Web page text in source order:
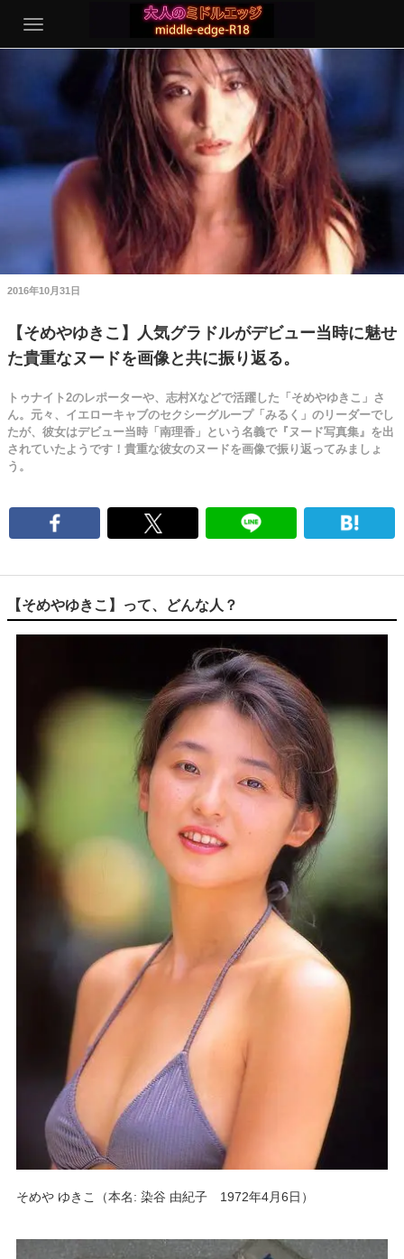
2016年10月31日
【そめやゆきこ】人気グラドルがデビュー当時に魅せ
た貴重なヌードを画像と共に振り返る。
トゥナイト2のレポーターや、志村Xなどで活躍した「そめやゆきこ」さ
ん。元々、イエローキャブのセクシーグループ「みるく」のリーダーでし
たが、彼女はデビュー当時「南理香」という名義で『ヌード写真集』を出
されていたようです！貴重な彼女のヌードを画像で振り返ってみましょ
う。
【そめやゆきこ】って、どんな人？
そめや ゆきこ（本名: 染谷 由紀子 1972年4月6日）